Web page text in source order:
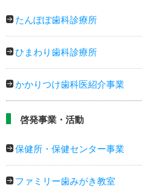
たんぽぽ歯科診療所
ひまわり歯科診療所
かかりつけ歯科医紹介事業
啓発事業・活動
保健所・保健センター事業
ファミリー歯みがき教室